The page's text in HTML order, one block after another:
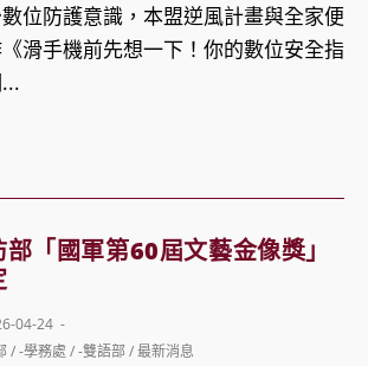
位防護意識，本盟逆風計畫與全家便
滑手機前先想一下！你的數位安全指
部「國軍第60屆文藝金像獎」
04-24
/-學務處 /-雙語部/最新消息